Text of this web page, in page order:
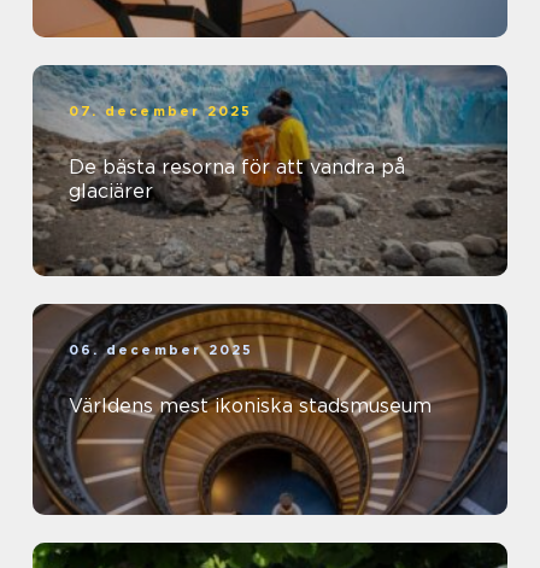
07. december 2025
De bästa resorna för att vandra på
glaciärer
06. december 2025
Världens mest ikoniska stadsmuseum